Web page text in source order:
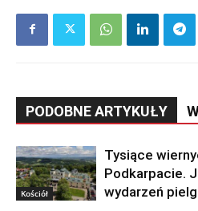
PODOBNE ARTYKUŁY
Kościół
Tysiące
Podkarpacie.
wydarzeń